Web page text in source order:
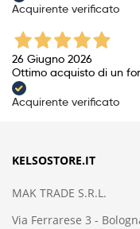
Acquirente verificato
26 Giugno 2026
Ottimo acquisto di un
Acquirente verificato
KELSOSTORE.IT
MAK TRADE S.R.L.
Via Ferrarese 3 -